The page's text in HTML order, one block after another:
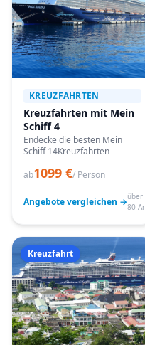
KREUZFAHRTEN
Kreuzfahrten mit Mein
Schiff 4
Endecke die besten Mein
Schiff 14Kreuzfahrten
ab1099 €/ Person
Angebote vergleichen →über
80
Kreuzfahrt